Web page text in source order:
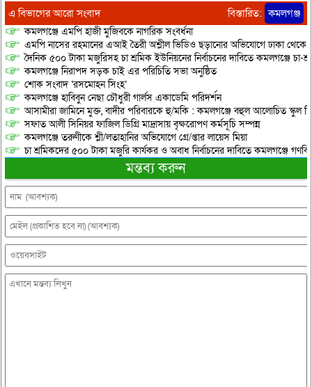
এ বিভাগের আরো সংবাদ বিস্তারিত: কমলগঞ্জ
কমলগঞ্জে এমপি হাজী মুজিবকে নাগরিক সংবর্ধনা
এমপি নাসের রহমানের এআই তৈরী অশ্লীল ভিডিও ছড়ানোর অভিযোগে ঢাকা থেকে
দৈনিক ৫০০ টাকা মজুরিসহ চা শ্রমিক ইউনিয়নের নির্বাচনের দাবিতে কমলগঞ্জে চা-
কমলগঞ্জে নিরাপদ সড়ক চাই এর পরিচিতি সভা অনুষ্ঠিত
শোক সংবাদ ‘রসমোহন সিংহ’
কমলগঞ্জে হাবিবুন নেছা চৌধুরী গার্লস একাডেমি পরিদর্শন
আসামীরা জামিনে মুক্ত, বাদীর পরিবারকে হু/মকি : কমলগঞ্জে বহুল আলোচিত স্কুল
সফাত আলী সিনিয়র ফাজিল ডিগ্রি মাদ্রাসায় বৃক্ষরোপণ কর্মসূচি সম্পন্ন
কমলগঞ্জে তরুণীকে শ্লী/লতাহানির অভিযোগে গ্রে/প্তার লায়েস মিয়া
চা শ্রমিকদের ৫০০ টাকা মজুরি কার্যকর ও অবাধ নির্বাচনের দাবিতে কমলগঞ্জে
মন্তব্য করুন